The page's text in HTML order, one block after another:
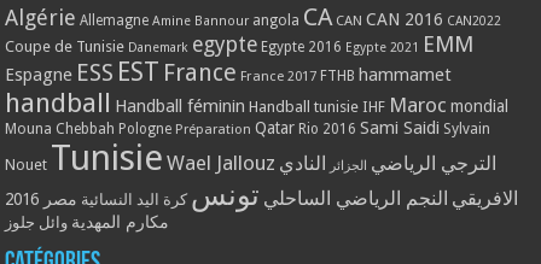
Algérie Allemagne Amine Bannour angola CA CAN CAN 2016 CAN2022
Coupe de Tunisie Danemark egypte Egypte 2016 Egypte 2021 EMM
Espagne ESS EST France France 2017 FTHB hammamet
handball Handball féminin Handball tunisie IHF Maroc mondial
Mouna Chebbah Pologne Préparation Qatar Rio 2016 Sami Saidi Sylvain
Nouet Tunisie Wael Jallouz الترجي الرياضي الجزائر النادي
الافريقي النجم الرياضي الساحلي تونس كرة اليد النسائية مصر 2016
مكارم المهدية وائل جلوز